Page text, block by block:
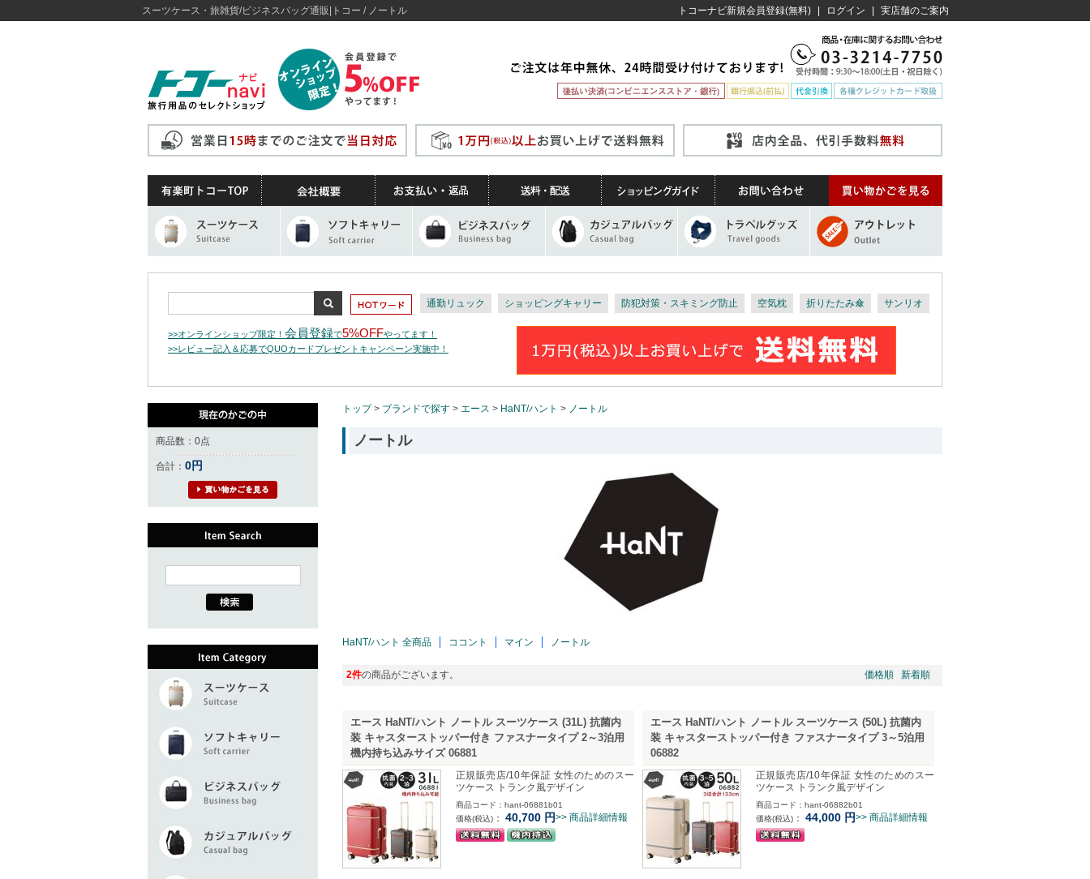
スーツケース・旅雑貨/ビジネスバッグ通販|トコー / ノートル トコーナビ新規会員登録(無料) ログイン 実店舗のご案内
通勤リュック ショッピングキャリー 防犯対策・スキミング防止 空気枕 折りたたみ傘 サンリオ
>>オンラインショップ限定！ 会員登録で5%OFFやってます！
>>レビュー記入＆応募でQUOカードプレゼントキャンペーン実施中！
商品数：0点
合計： 0円
トップ> ブランドで探す > エース > HaNT/ハント > ノートル
ノートル
HaNT/ハント 全商品 ココント マイン ノートル
2件の商品がございます。 価格順 新着順
エース HaNT/ハント ノートル スーツケース (31L) 抗菌内
装 キャスターストッパー付き ファスナータイプ 2～3泊用
機内持ち込みサイズ 06881
正規販売店/10年保証 女性のためのスー
ツケース トランク風デザイン
商品コード：hant-06881b01
価格(税込) ： 40,700 円>> 商品詳細情報
エース HaNT/ハント ノートル スーツケース (50L) 抗菌内
装 キャスターストッパー付き ファスナータイプ 3～5泊用
06882
正規販売店/10年保証 女性のためのスー
ツケース トランク風デザイン
商品コード：hant-06882b01
価格(税込) ： 44,000 円>> 商品詳細情報